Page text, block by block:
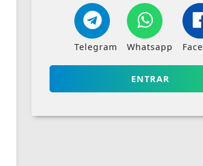
Telegram Whatsapp
ENTRAR